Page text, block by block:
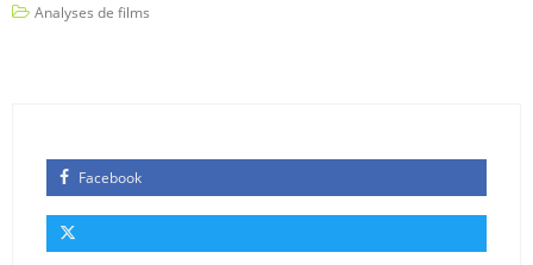
Analyses de films
Facebook